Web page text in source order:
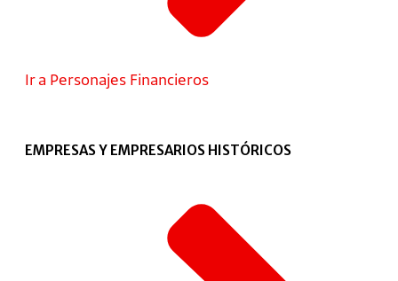
Ir a Personajes Financieros
EMPRESAS Y EMPRESARIOS HISTÓRICOS